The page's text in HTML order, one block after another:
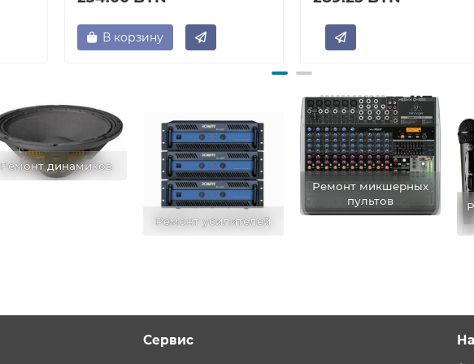
В корзину
Ремонт динамиков
Ремонт усилителей
Ремонт микшерных
пультов
Сервис